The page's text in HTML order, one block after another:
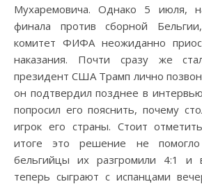
Мухаремовича. Однако 5 июля,
финала против сборной
комитет ФИФА неожиданно
наказания. Почти сразу же
президент США Трамп лично
он подтвердил позднее в
попросил его пояснить, почему
игрок его страны. Стоит
итоге это решение не
бельгийцы их разгромили 4:1 и
теперь сыграют с испанцами